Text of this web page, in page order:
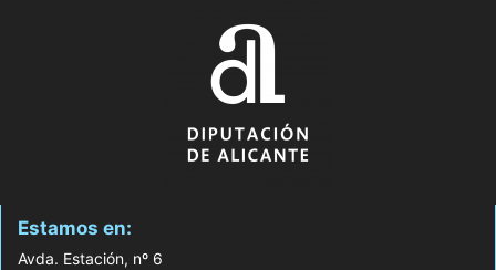
Estamos en:
Avda. Estación, nº 6